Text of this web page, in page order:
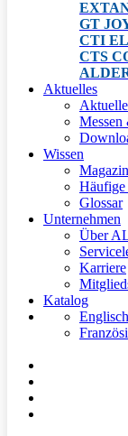
GT
CTI
CTS
Aktuelles
Messen
Wissen
Magazin
Häufige
Glossar
Unternehmen
Über
Karriere
Katalog
Englisch